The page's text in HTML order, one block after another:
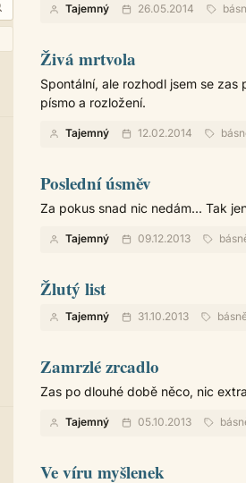
Tajemný 26.05.2014
Živá mrtvola
Spontální, ale rozhodl jsem se
písmo a rozložení.
Tajemný 12.02.2014
Poslední úsměv
Za pokus snad nic nedám... Tak
Tajemný 09.12.2013
Žlutý list
Tajemný 31.10.2013
Zamrzlé zrcadlo
Zas po dlouhé době něco, nic
Tajemný 05.10.2013
Ve víru myšlenek